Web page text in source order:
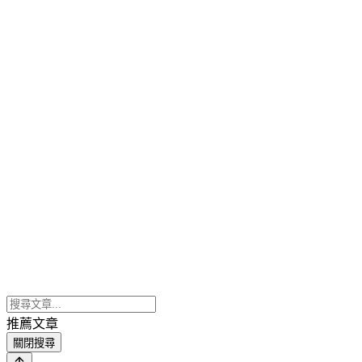
推薦文章
關閉搜尋